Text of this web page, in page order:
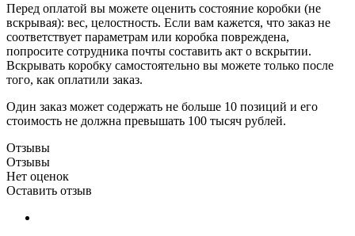
Перед оплатой вы можете оценить состояние коробки (не
вскрывая): вес, целостность. Если вам кажется, что заказ не
соответствует параметрам или коробка повреждена,
попросите сотрудника почты составить акт о вскрытии.
Вскрывать коробку самостоятельно вы можете только после
того, как оплатили заказ.
Один заказ может содержать не больше 10 позиций и его
стоимость не должна превышать 100 тысяч рублей.
Отзывы
Отзывы
Нет оценок
Оставить отзыв